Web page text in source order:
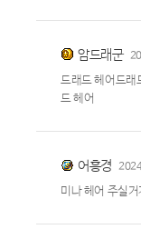
암드래군
드래드 헤어드래
드 헤어
어흥경
미나 헤어 주실